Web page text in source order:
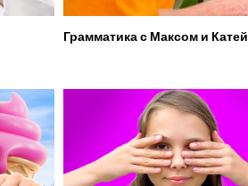
Грамматика с Максом и Катей